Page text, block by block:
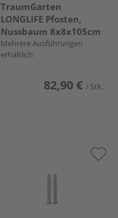
TraumGarten
LONGLIFE Pfosten,
Nussbaum 8x8x105cm
Mehrere Ausführungen
erhältlich
82,90 € / Stk.